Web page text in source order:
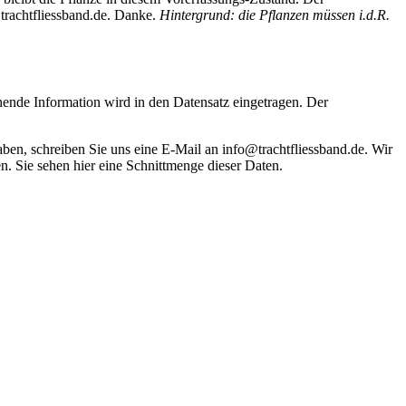
Danke. Hintergrund: die Pflanzen müssen i.d.R.
Information wird in den Datensatz eingetragen. Der
schreiben Sie uns eine E-Mail an info@trachtfliessband.de. Wir
Sie sehen hier eine Schnittmenge dieser Daten.